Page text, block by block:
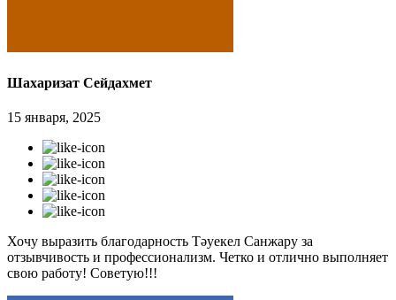
Шахаризат Сейдахмет
15 января, 2025
Хочу выразить благодарность Тәуекел Санжару за
отзывчивость и профессионализм. Четко и отлично выполняет
свою работу! Советую!!!